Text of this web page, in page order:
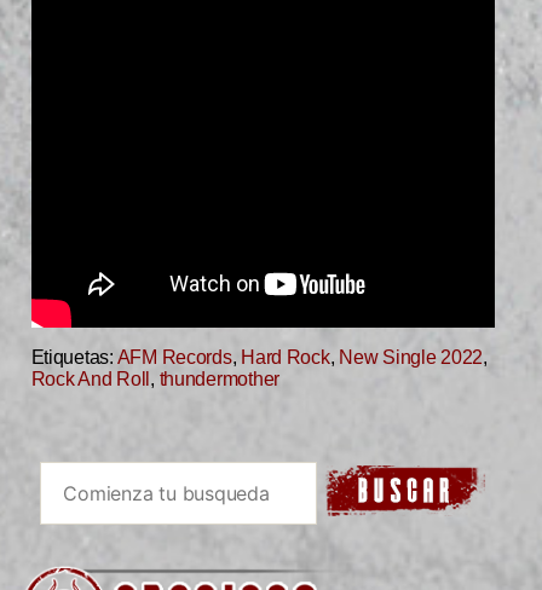
Etiquetas: AFM Records, Hard Rock, New Single 2022,
Rock And Roll , thundermother